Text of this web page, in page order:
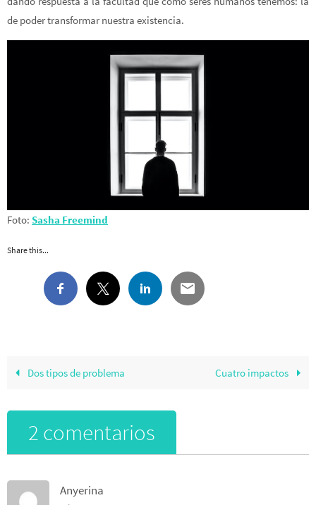
de poder transformar nuestra existencia.
Foto: Sasha Freemind
Share this...
Dos tipos de problema Cuatro impactos
2 comentarios
Anyerina